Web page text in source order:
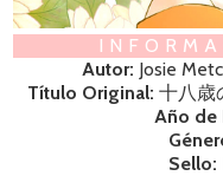
Autor: Josie
Título Original: 十八歳
Año de
Sello: